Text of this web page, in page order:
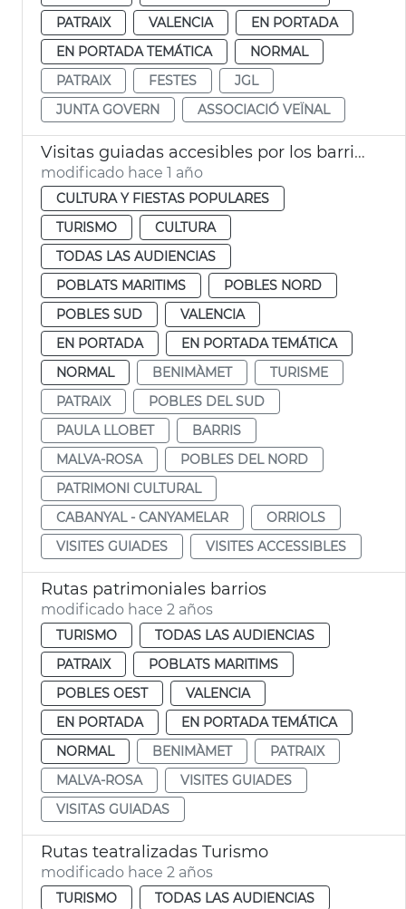
PATRAIX
VALENCIA
EN PORTADA
EN PORTADA TEMÁTICA
NORMAL
PATRAIX
FESTES
JGL
JUNTA GOVERN
ASSOCIACIÓ VEÏNAL
Visitas guiadas accesibles por los barrios de la ciudad
modificado hace 1 año
CULTURA Y FIESTAS POPULARES
TURISMO
CULTURA
TODAS LAS AUDIENCIAS
POBLATS MARITIMS
POBLES NORD
POBLES SUD
VALENCIA
EN PORTADA
EN PORTADA TEMÁTICA
NORMAL
BENIMÀMET
TURISME
PATRAIX
POBLES DEL SUD
PAULA LLOBET
BARRIS
MALVA-ROSA
POBLES DEL NORD
PATRIMONI CULTURAL
CABANYAL - CANYAMELAR
ORRIOLS
VISITES GUIADES
VISITES ACCESSIBLES
Rutas patrimoniales barrios
modificado hace 2 años
TURISMO
TODAS LAS AUDIENCIAS
PATRAIX
POBLATS MARITIMS
POBLES OEST
VALENCIA
EN PORTADA
EN PORTADA TEMÁTICA
NORMAL
BENIMÀMET
PATRAIX
MALVA-ROSA
VISITES GUIADES
VISITAS GUIADAS
Rutas teatralizadas Turismo
modificado hace 2 años
TURISMO
TODAS LAS AUDIENCIAS